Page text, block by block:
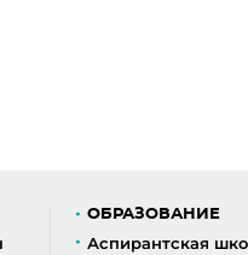
ОБРАЗОВАНИЕ
Аспирантская